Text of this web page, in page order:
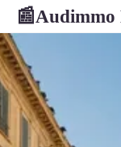
📰Audimmo